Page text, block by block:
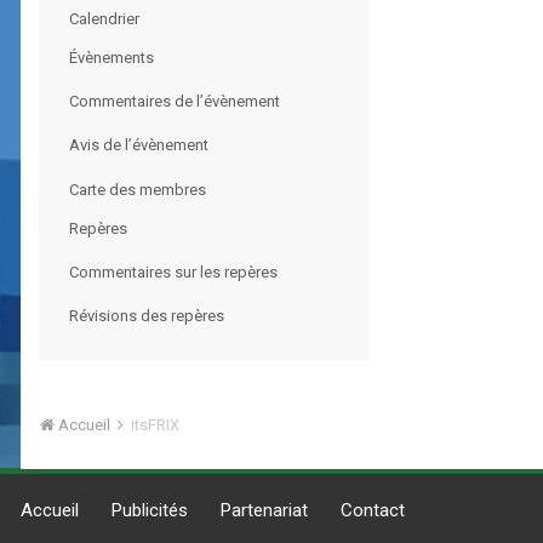
Calendrier
Évènements
Commentaires de l’évènement
Avis de l’évènement
Carte des membres
Repères
Commentaires sur les repères
Révisions des repères
Accueil itsFRIX
Accueil Publicités Partenariat Contact